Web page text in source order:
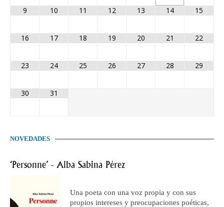
9 10 11 12 13 14 15
16 17 18 19 20 21 22
23 24 25 26 27 28 29
30 31
NOVEDADES
‘Personne’ - Alba Sabina Pérez
Una poeta con una voz propia y con sus
propios intereses y preocupaciones poéticas,